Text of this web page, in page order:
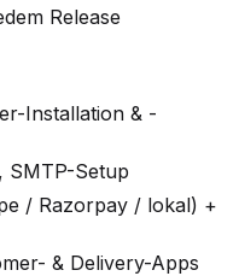
Release
Installation & -
SMTP-Setup
/ Razorpay / lokal) +
& Delivery-Apps